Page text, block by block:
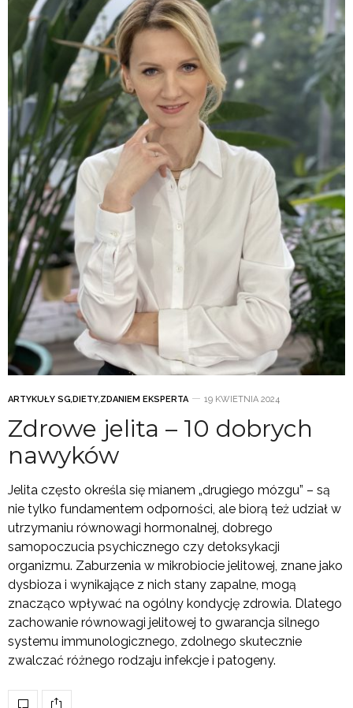
ARTYKUŁY SG DIETY ZDANIEM EKSPERTA 19 KWIETNIA 2024
Zdrowe jelita – 10 dobrych
nawyków
Jelita często określa się mianem „drugiego mózgu” – są
nie tylko fundamentem odporności, ale biorą też udział w
utrzymaniu równowagi hormonalnej, dobrego
samopoczucia psychicznego czy detoksykacji
organizmu. Zaburzenia w mikrobiocie jelitowej, znane jako
dysbioza i wynikające z nich stany zapalne, mogą
znacząco wpływać na ogólny kondycję zdrowia. Dlatego
zachowanie równowagi jelitowej to gwarancja silnego
systemu immunologicznego, zdolnego skutecznie
zwalczać różnego rodzaju infekcje i patogeny.